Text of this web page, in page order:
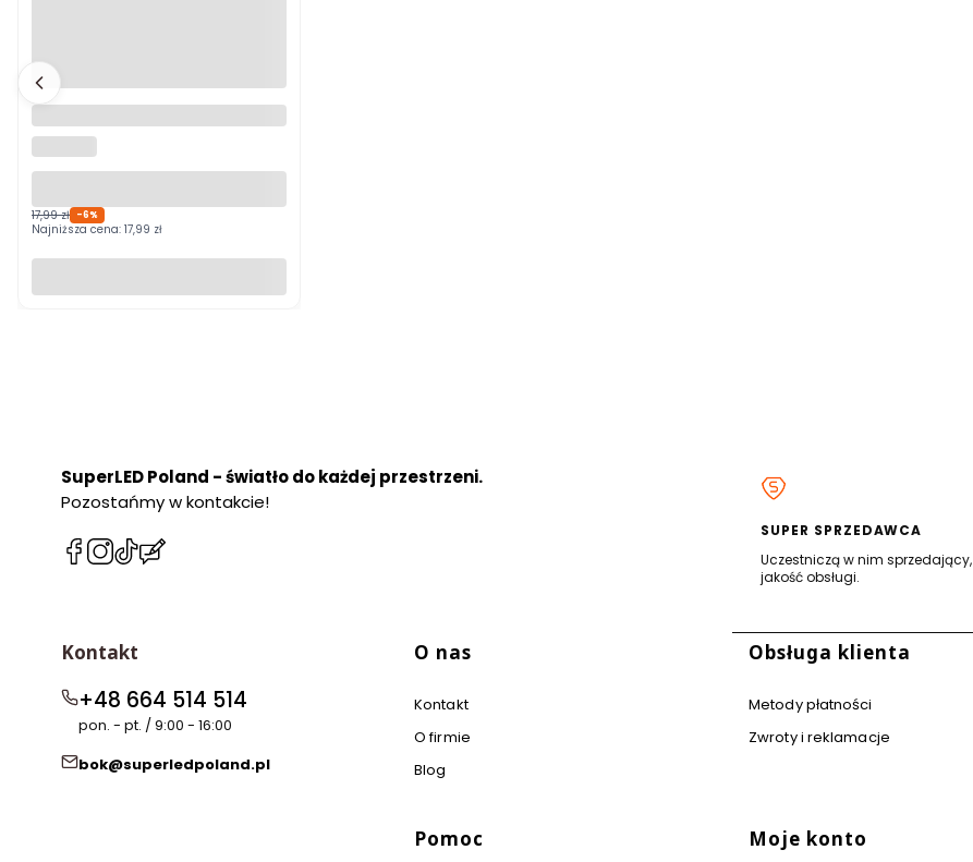
Lampa natynkowa SPOTI
1xGU10
17,99 zł -6%
Najniższa cena: 17,99 zł
SuperLED Poland - światło do każdej przestrzeni.
Pozostańmy w kontakcie!
(Otwiera
karcie)
(Otwiera
karcie)
(Otwiera
(Otwiera
SUPER SPRZEDAWCA
Uczestniczą w nim
jakość obsługi.
Kontakt
+48 664 514 514
pon. - pt. / 9:00 - 16:00
bok@superledpoland.pl
Linki w stopce
O nas
Kontakt
O firmie
Blog
Obsługa klienta
Metody płatności
Zwroty i reklamacje
Pomoc Moje konto